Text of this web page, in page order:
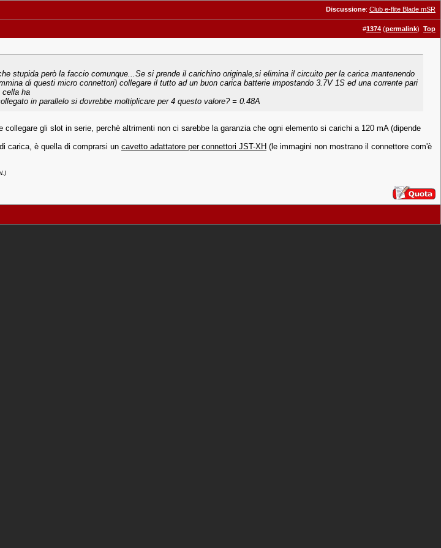
Discussione: Club e-flite Blade mSR
#1374 (permalink) Top
stupida però la faccio comunque...Se si prende il carichino originale,si elimina il circuito per la carica mantenendo
di questi micro connettori) collegare il tutto ad un buon carica batterie impostando 3.7V 1S ed una corrente pari
cella ha
in parallelo si dovrebbe moltiplicare per 4 questo valore? = 0.48A
gli slot in serie, perchè altrimenti non ci sarebbe la garanzia che ogni elemento si carichi a 120 mA (dipende
carica, è quella di comprarsi un cavetto adattatore per connettori JST-XH (le immagini non mostrano il connettore com'è